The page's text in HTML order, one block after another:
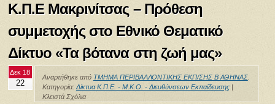
Κ.Π.Ε Μακρινίτσας – Πρόθεση
συμμετοχής στο Εθνικό Θεματικό
Δίκτυο «Τα βότανα στη ζωή μας»
Δεκ 18
22
Αναρτήθηκε από ΤΜΗΜΑ ΠΕΡΙΒΑΛΛΟΝΤΙΚΗΣ ΕΚΠ/ΣΗΣ Β ΑΘΗΝΑΣ.
Κατηγορία: Δίκτυα Κ.Π.Ε. - Μ.Κ.Ο. - Διευθύνσεων Εκπαίδευσης|
Κλειστά Σχόλια